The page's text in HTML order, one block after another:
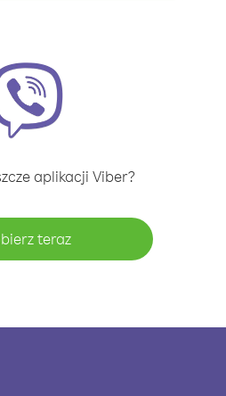
aplikacji Viber?
teraz